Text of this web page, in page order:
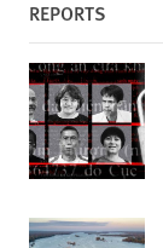
REPORTS